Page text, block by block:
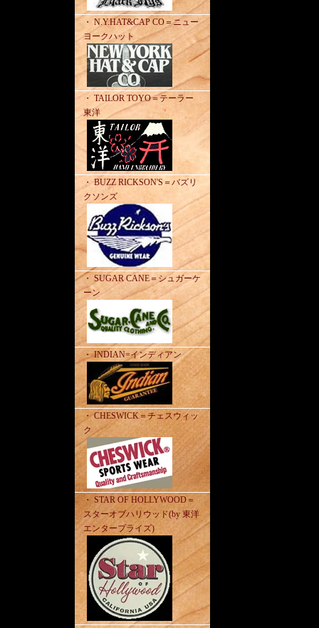
・ N.Y.HAT&CAP CO＝ニュー
ヨークハット
・ TAILOR TOYO＝テーラー
東洋
・ BUZZ RICKSON'S＝バズリ
クソンズ
・ SUGAR CANE＝シュガーケ
ーン
・ INDIAN=インディアン
・ CHESWICK＝チェスウィッ
ク
・ STAR OF HOLLYWOOD＝
スターオブハリウッド(by 東洋
エンタープライズ)